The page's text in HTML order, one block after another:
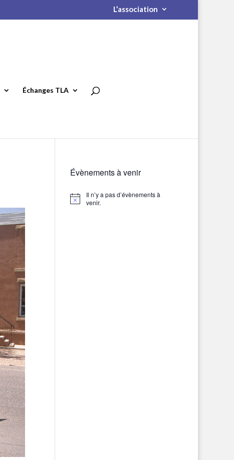
L’association
Échanges TLA
Évènements à venir
Notice
Il n’y a pas d’évènements à
venir.